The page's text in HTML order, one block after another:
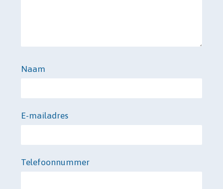
Naam
E-mailadres
Telefoonnummer